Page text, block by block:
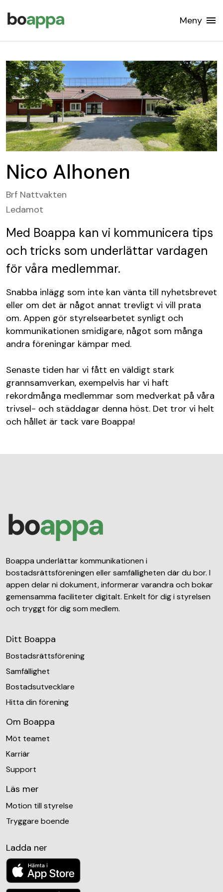
Meny
Nico Alhonen
Brf Nattvakten
Ledamot
Med Boappa kan vi kommunicera tips
och tricks som underlättar vardagen
för våra medlemmar.
Snabba inlägg som inte kan vänta till nyhetsbrevet
eller om det är något annat trevligt vi vill prata
om. Appen gör styrelsearbetet synligt och
kommunikationen smidigare, något som många
andra föreningar kämpar med.
Senaste tiden har vi fått en väldigt stark
grannsamverkan, exempelvis har vi haft
rekordmånga medlemmar som medverkat på våra
trivsel- och städdagar denna höst. Det tror vi helt
och hållet är tack vare Boappa!
Boappa underlättar kommunikationen i
bostadsrättsföreningen eller samfälligheten där du bor. I
appen delar ni dokument, informerar varandra och bokar
gemensamma faciliteter digitalt. Enkelt för dig i styrelsen
och tryggt för dig som medlem.
Ditt Boappa
Bostadsrättsförening
Samfällighet
Bostadsutvecklare
Hitta din förening
Om Boappa
Möt teamet
Karriär
Support
Läs mer
Motion till styrelse
Tryggare boende
Ladda ner